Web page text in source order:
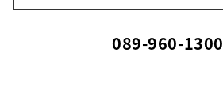
089-960-1300